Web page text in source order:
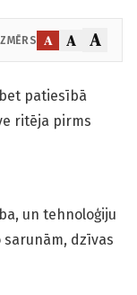
A A A
patiesībā
ritēja pirms
un tehnoloģiju
dzīvas